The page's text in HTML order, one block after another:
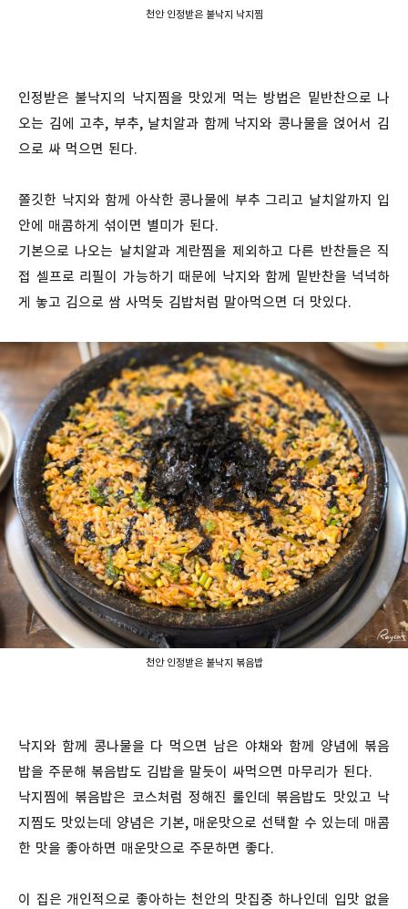
천안 인정받은 불낙지 낙지찜
인정받은 불낙지의 낙지찜을 맛있게 먹는 방법은 밑반찬으로 나
오는 김에 고추, 부추, 날치알과 함께 낙지와 콩나물을 얹어서 김
으로 싸 먹으면 된다.
쫄깃한 낙지와 함께 아삭한 콩나물에 부추 그리고 날치알까지 입
안에 매콤하게 섞이면 별미가 된다.
기본으로 나오는 날치알과 계란찜을 제외하고 다른 반찬들은 직
접 셀프로 리필이 가능하기 때문에 낙지와 함께 밑반찬을 넉넉하
게 놓고 김으로 쌈 사먹듯 김밥처럼 말아먹으면 더 맛있다.
천안 인정받은 불낙지 볶음밥
낙지와 함께 콩나물을 다 먹으면 남은 야채와 함께 양념에 볶음
밥을 주문해 볶음밥도 김밥을 말듯이 싸먹으면 마무리가 된다.
낙지찜에 볶음밥은 코스처럼 정해진 룰인데 볶음밥도 맛있고 낙
지찜도 맛있는데 양념은 기본, 매운맛으로 선택할 수 있는데 매콤
한 맛을 좋아하면 매운맛으로 주문하면 좋다.
이 집은 개인적으로 좋아하는 천안의 맛집중 하나인데 입맛 없을